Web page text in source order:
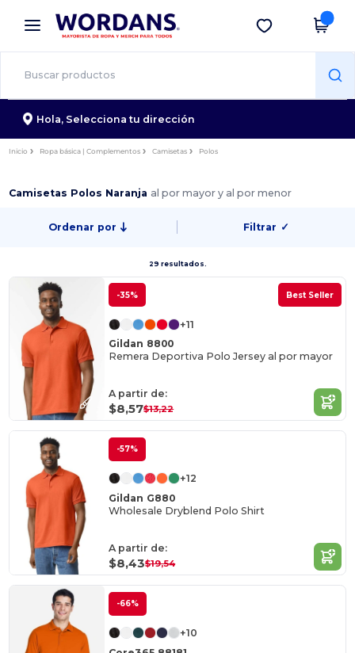
× App de Wordans
¡Mejores precios en app!
Descargar app
Hola, Selecciona tu dirección
Inicio Ropa básica | Complementos Camisetas Polos
Camisetas Polos Naranja al por mayor y al por menor
Ordenar por Filtrar ✓
29 resultados.
-35% Best Seller
+11
Gildan 8800
Remera Deportiva Polo Jersey al por mayor
A partir de:
$8,57$13,22
-57%
+12
Gildan G880
Wholesale Dryblend Polo Shirt
A partir de:
$8,43$19,54
-66%
+10